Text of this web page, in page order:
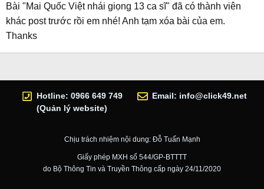
Bài "Mai Quốc Việt nhái giọng 13 ca sĩ" đã có thành viên
khác post trước rồi em nhé! Anh tạm xóa bài của em.
Thanks
Hotline: 0966 649 749
(Quản lý website)
Email: info@click49.net
Chịu trách nhiệm nội dung: Đỗ Tuấn Mạnh
Giấy phép MXH số 544/GP-BTTTT
do Bộ Thông Tin và Truyền Thông cấp ngày 24/11/2020